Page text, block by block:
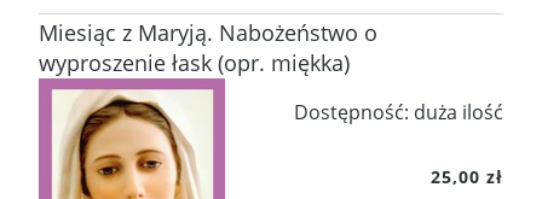
Miesiąc z Maryją. Nabożeństwo o
wyproszenie łask (opr. miękka)
Dostępność: duża ilość
25,00 zł